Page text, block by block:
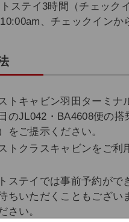
ステイ3時間（チェック
、チェックインか
トキャビン羽田ターミナ
のJL042・BA4608便の搭
をご提示ください。
トクラスキャビンをご利
ステイでは事前予約がで
ちいただくこともござい
さい。